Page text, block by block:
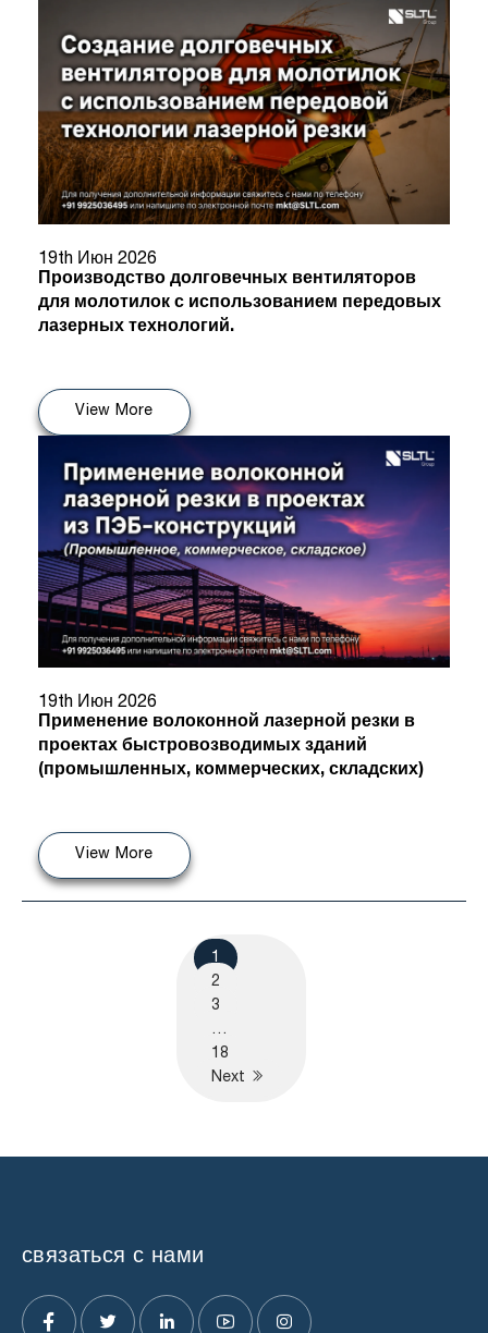
19th Июн 2026
Производство долговечных вентиляторов
для молотилок с использованием передовых
лазерных технологий.
View More
19th Июн 2026
Применение волоконной лазерной резки в
проектах быстровозводимых зданий
(промышленных, коммерческих, складских)
View More
1
2
3
…
18
Next
связаться с нами